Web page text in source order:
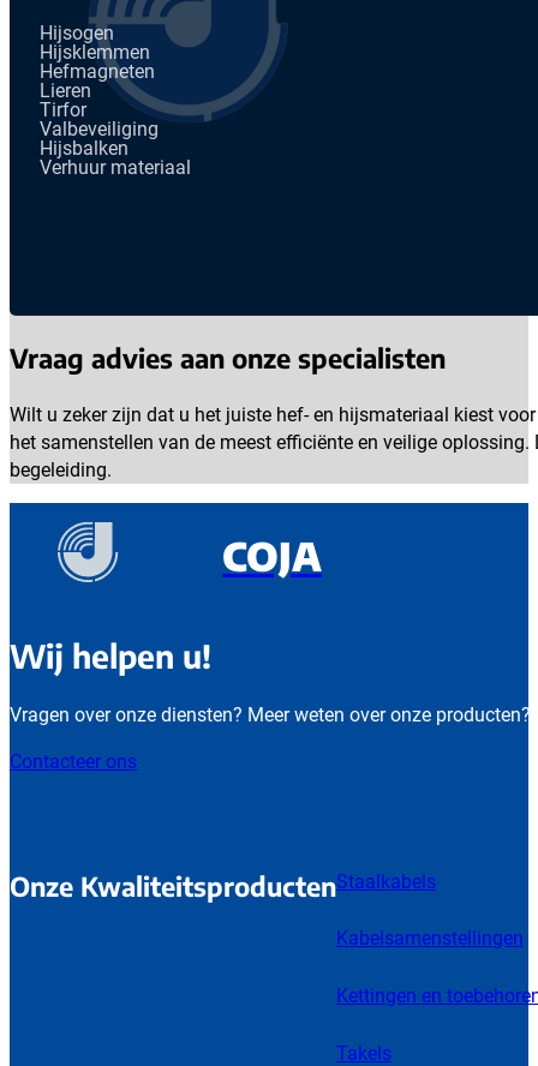
Hijsogen
Hijsklemmen
Hefmagneten
Lieren
Tirfor
Valbeveiliging
Hijsbalken
Verhuur materiaal
Vraag advies aan onze specialisten
Wilt u zeker zijn dat u het juiste hef- en hijsmateriaal kiest
het samenstellen van de meest efficiënte en veilige
begeleiding.
COJA
Wij helpen u!
Vragen over onze diensten? Meer weten over onze producten?
Contacteer ons
Onze KwaliteitsproductenStaalkabels
Kabelsamenstellingen
Kettingen en
Takels